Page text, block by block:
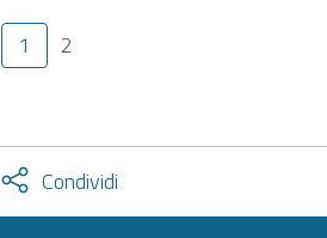
1 2
Condividi
Attiva
condividi